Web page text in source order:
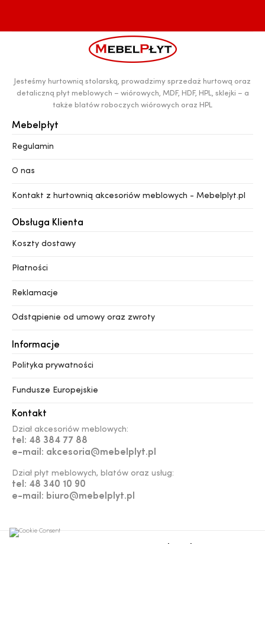
Jesteśmy hurtownią stolarską, prowadzimy sprzedaż hurtową oraz
detaliczną płyt meblowych – wiórowych, MDF, HDF, HPL, sklejki – a
także blatów roboczych wiórowych oraz HPL
Mebelpłyt
Regulamin
O nas
Kontakt z hurtownią akcesoriów meblowych - Mebelplyt.pl
Obsługa Klienta
Koszty dostawy
Płatności
Reklamacje
Odstąpienie od umowy oraz zwroty
Informacje
Polityka prywatności
Fundusze Europejskie
Kontakt
Dział akcesoriów meblowych:
tel: 48 384 77 88
e-mail: akcesoria@mebelplyt.pl
Dział płyt meblowych, blatów oraz usług:
tel: 48 340 10 90
e-mail: biuro@mebelplyt.pl